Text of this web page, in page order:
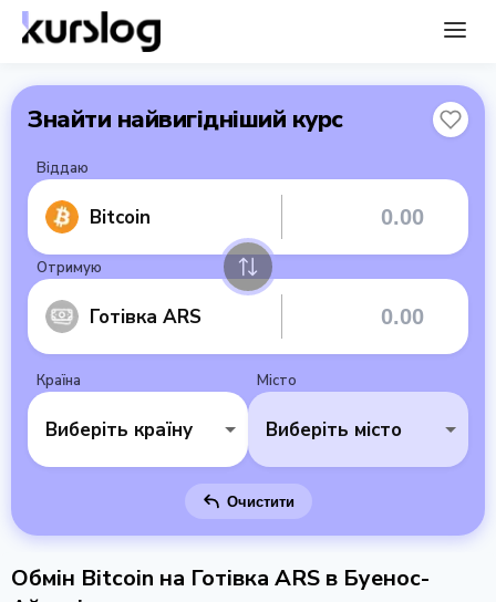
Знайти найвигідніший курс
Віддаю
Bitcoin
Отримую
Готівка ARS
Країна
Виберіть країну
Місто
Виберіть місто
Очистити
Обмін Bitcoin на Готівка ARS в Буенос-